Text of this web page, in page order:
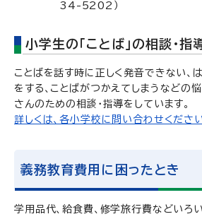
34-5202）
小学生の「ことば」の相談・指
ことばを話す時に正しく発音できない、
をする、ことばがつかえてしまうなどの
さんのための相談・指導をしています。
詳しくは、各小学校に問い合わせください
義務教育費用に困ったとき
学用品代、給食費、修学旅行費などいろ